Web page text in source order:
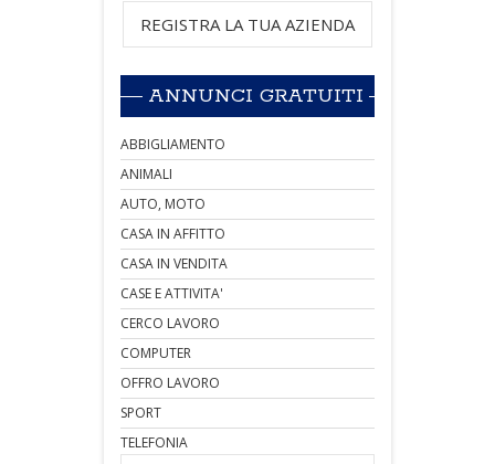
REGISTRA LA TUA AZIENDA
ANNUNCI GRATUITI
ABBIGLIAMENTO
ANIMALI
AUTO, MOTO
CASA IN AFFITTO
CASA IN VENDITA
CASE E ATTIVITA'
CERCO LAVORO
COMPUTER
OFFRO LAVORO
SPORT
TELEFONIA